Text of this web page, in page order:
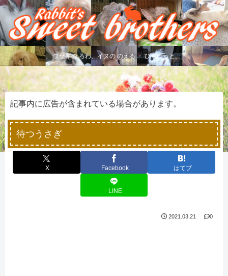
ウサギの ろわ、イヌの のえる ・ びすけっと
記事内に広告が含まれている場合があります。
待つうさぎ
X Facebook はてブ
LINE
2021.03.21 0